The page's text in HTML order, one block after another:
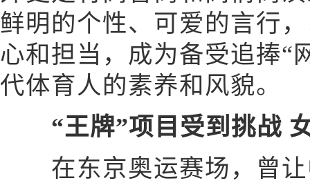
鲜明的个性、可爱的言行
心和担当，成为备受追捧“
代体育人的素养和风貌。
“王牌”项目受到挑战
在东京奥运赛场，曾让